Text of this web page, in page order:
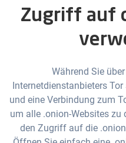
Zugriff auf
Während Sie
Internetdienstanbieters
und eine Verbindung zum
um alle .onion-Websites
den Zugriff auf die